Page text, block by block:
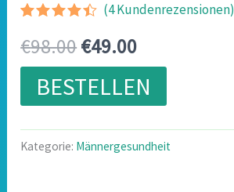
mit4.33
von 5,
basierend
auf
Kundenbewertungen
(4Kundenrezensionen)
€98.00Ursprünglicher
Preis
war:
€98.00
€49.00Aktueller
Preis
ist:
€49.00.
BESTELLEN
Kategorie: Männergesundheit